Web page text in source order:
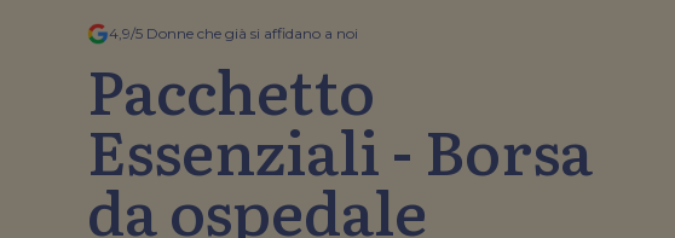
4,9/5 Donne che già si affidano a noi
Pacchetto
Essenziali - Borsa
da ospedale